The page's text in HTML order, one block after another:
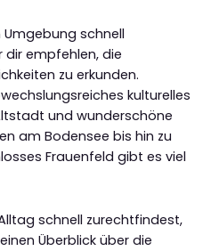
schnell
dir empfehlen, die
zu erkunden.
kulturelles
und wunderschöne
am Bodensee bis hin zu
Frauenfeld gibt es viel
schnell zurechtfindest,
Überblick über die